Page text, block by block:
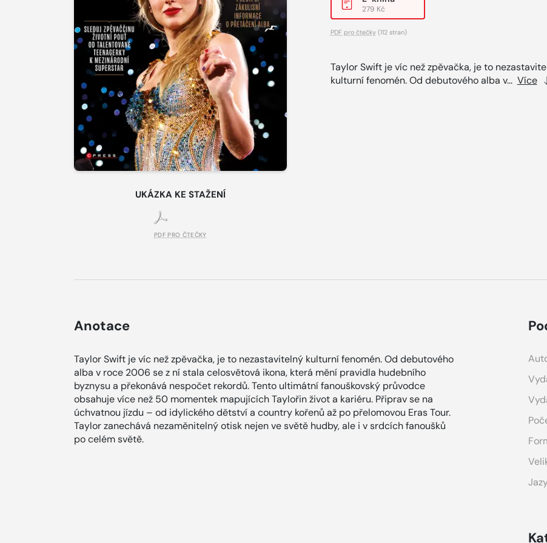
UKÁZKA KE STAŽENÍ
PDF PRO ČTEČKY
279 Kč
PDF pro čtečky(112 stran)
Taylor Swift je víc než zpěvačka, je to
kulturní fenomén. Od debutového alba v... Více
Anotace
Taylor Swift je víc než zpěvačka, je to nezastavitelný kulturní fenomén. Od debutového
alba v roce 2006 se z ní stala celosvětová ikona, která mění pravidla hudebního
byznysu a překonává nespočet rekordů. Tento ultimátní fanouškovský průvodce
obsahuje více než 50 momentek mapujících Taylořin život a kariéru. Připrav se na
úchvatnou jízdu – od idylického dětství a country kořenů až po přelomovou Eras Tour.
Taylor zanechává nezaměnitelný otisk nejen ve světě hudby, ale i v srdcích fanoušků
po celém světě.